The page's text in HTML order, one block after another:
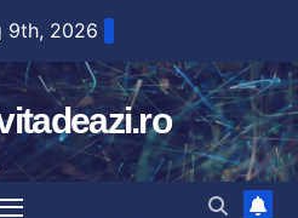
9th, 2026